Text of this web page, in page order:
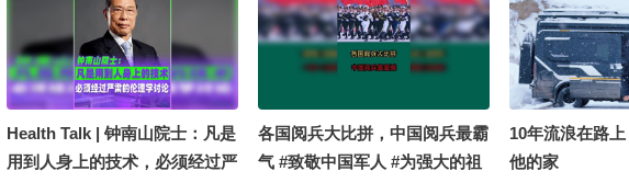
Health Talk | 钟南山院士：凡是
用到人身上的技术，必须经过严
各国阅兵大比拼，中国阅兵最霸
气 #致敬中国军人 #为强大的祖
10年流浪在路
他的家